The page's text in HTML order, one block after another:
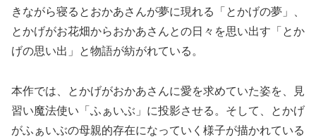
きながら寝るとおかあさんが夢に現れる「とかげの夢」、
とかげがお花畑からおかあさんとの日々を思い出す「とか
げの思い出」と物語が紡がれている。
本作では、とかげがおかあさんに愛を求めていた姿を、見
習い魔法使い「ふぁいぶ」に投影させる。そして、とかげ
がふぁいぶの母親的存在になっていく様子が描かれている